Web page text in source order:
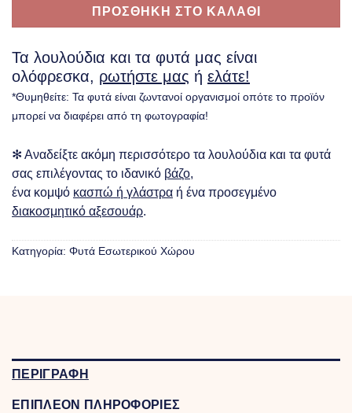
ΠΡΟΣΘΗΚΗ ΣΤΟ ΚΑΛΑΘΙ
Τα λουλούδια και τα φυτά μας είναι
ολόφρεσκα, ρωτήστε μας ή ελάτε!
*Θυμηθείτε: Τα φυτά είναι ζωντανοί οργανισμοί οπότε το προϊόν
μπορεί να διαφέρει από τη φωτογραφία!
✻ Αναδείξτε ακόμη περισσότερο τα λουλούδια και τα φυτά
σας επιλέγοντας το ιδανικό βάζο,
ένα κομψό κασπώ ή γλάστρα ή ένα προσεγμένο
διακοσμητικό αξεσουάρ.
Κατηγορία: Φυτά Eσωτερικού Xώρου
ΠΕΡΙΓΡΑΦΗ
ΕΠΙΠΛΕΟΝ ΠΛΗΡΟΦΟΡΙΕΣ